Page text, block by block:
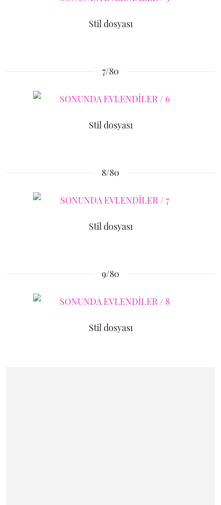
Stil dosyası
7/80
Stil dosyası
8/80
Stil dosyası
9/80
Stil dosyası